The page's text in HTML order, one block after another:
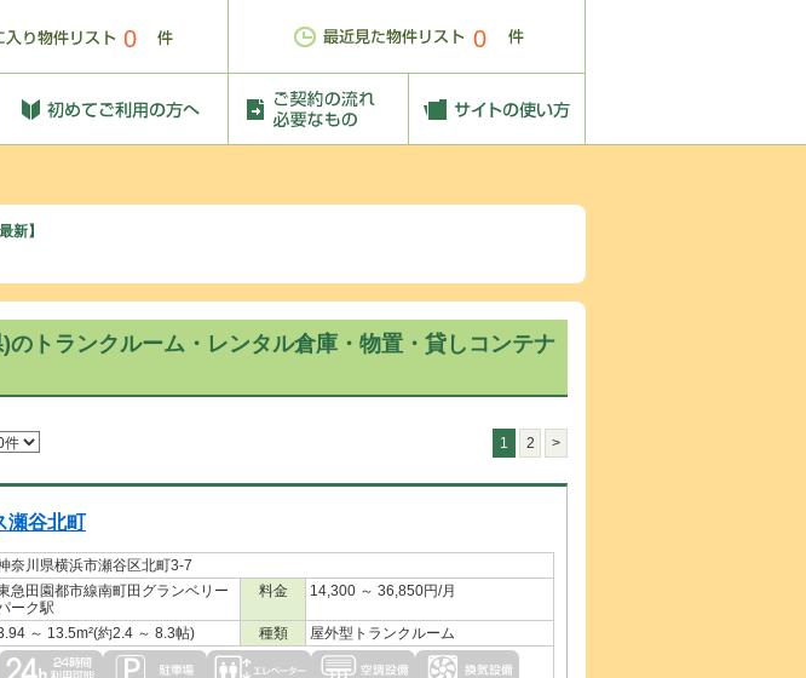
0 0
新】
のトランクルーム・レンタル倉庫・物置・貸しコンテナ
1 2 >
瀬谷北町
奈川県横浜市瀬谷区北町3-7
急田園都市線南町田グランベリー
ーク駅
料金 14,300 ～ 36,850円/月
～ 13.5m²(約2.4 ～ 8.3帖) 種類
屋外型トランクルーム